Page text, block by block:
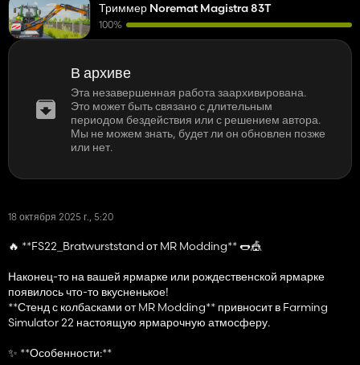
В архиве
Эта незавершенная работа заархивирована.
Это может быть связано с длительным
периодом бездействия или с решением автора.
Мы не можем знать, будет ли он обновлен позже
или нет.
18 октября 2025 г., 5:20
🔥 **FS22_Bratwurststand от MR Modding** 🌭🎪
Наконец-то на вашей ярмарке или рождественской ярмарке
появилось что-то вкусненькое!
**Стенд с колбасками от MR Modding** привносит в Farming
Simulator 22 настоящую ярмарочную атмосферу.
✨ **Особенности:**
Триммер Noremat Magistra 83T
100%